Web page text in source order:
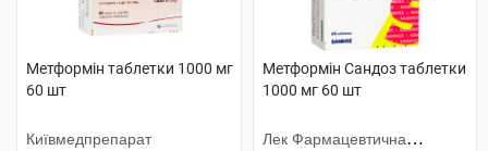
Метформін таблетки 1000 мг
60 шт
Київмедпрепарат
Метформін Сандоз таблетки
1000 мг 60 шт
Лек Фармацевтична